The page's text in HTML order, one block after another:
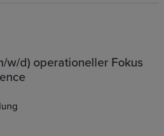
w/d) operationeller Fokus